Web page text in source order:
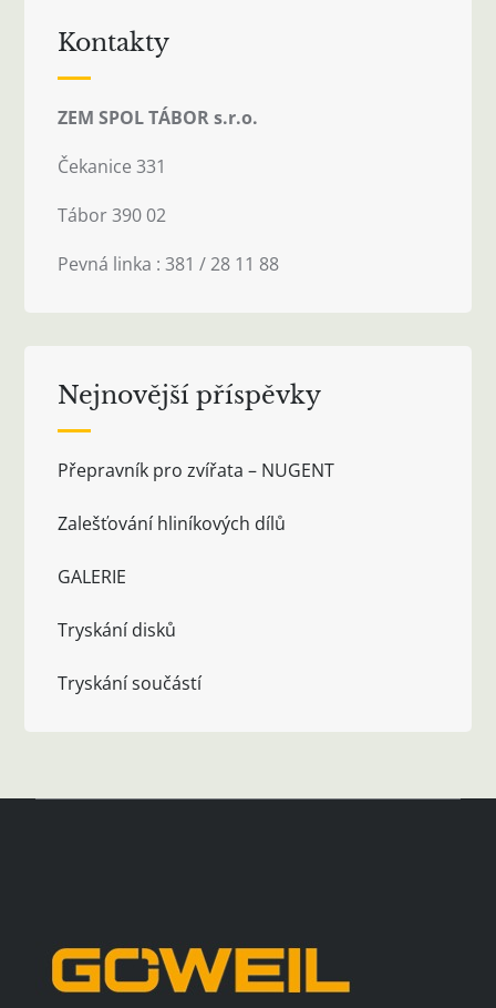
Kontakty
ZEM SPOL TÁBOR s.r.o.
Čekanice 331
Tábor 390 02
Pevná linka : 381 / 28 11 88
Nejnovější příspěvky
Přepravník pro zvířata – NUGENT
Zalešťování hliníkových dílů
GALERIE
Tryskání disků
Tryskání součástí